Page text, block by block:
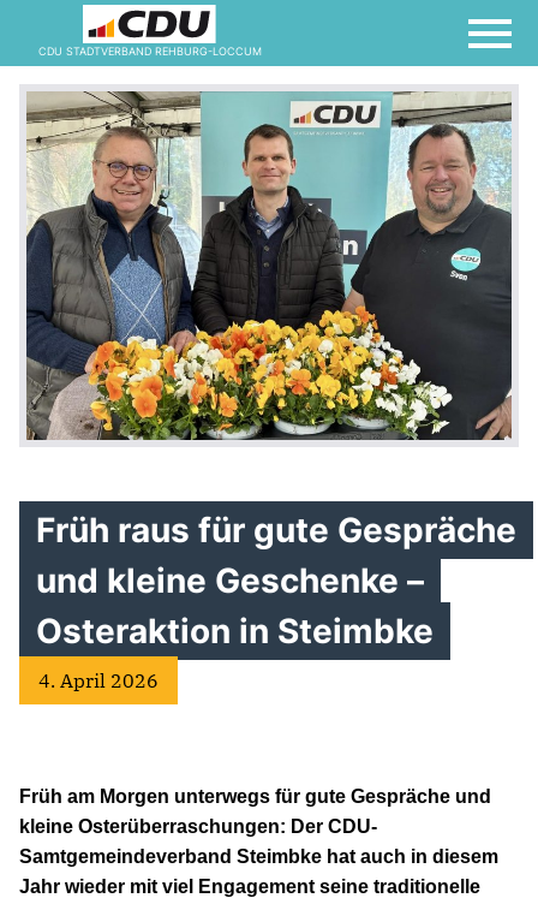
CDU STADTVERBAND REHBURG-LOCCUM
Früh raus für gute Gespräche
und kleine Geschenke –
Osteraktion in Steimbke
4. April 2026
Früh am Morgen unterwegs für gute Gespräche und
kleine Osterüberraschungen: Der CDU-
Samtgemeindeverband Steimbke hat auch in diesem
Jahr wieder mit viel Engagement seine traditionelle